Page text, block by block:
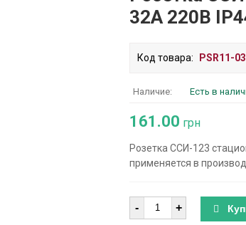
32А 220В
Код товара: PSR11-
Наличие: Есть в
161.00 грн
Розетка ССИ-123
применяется в
Количество
- +